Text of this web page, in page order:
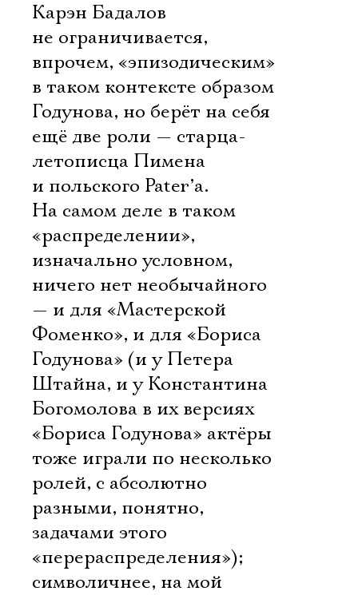
Карэн Бадалов
не ограничивается,
впрочем, «эпизодическим»
в таком контексте образом
Годунова, но берёт на себя
ещё две роли — старца-
летописца Пимена
и польского Pater’а.
На самом деле в таком
«распределении»,
изначально условном,
ничего нет необычайного
— и для «Мастерской
Фоменко», и для «Бориса
Годунова» (и у Петера
Штайна, и у Константина
Богомолова в их версиях
«Бориса Годунова» актёры
тоже играли по несколько
ролей, с абсолютно
разными, понятно,
задачами этого
«перераспределения»);
символичнее, на мой